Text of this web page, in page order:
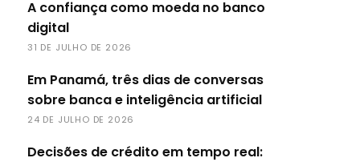
A confiança como moeda no banco
digital
31 DE JULHO DE 2026
Em Panamá, três dias de conversas
sobre banca e inteligência artificial
24 DE JULHO DE 2026
Decisões de crédito em tempo real: